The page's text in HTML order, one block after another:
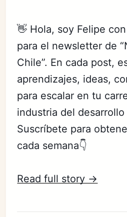
👋 Hola, soy Felipe
para el newsletter de
Chile”. En cada post,
aprendizajes, ideas,
para escalar en tu
industria del
Suscríbete para
cada semana👇
Read full story →